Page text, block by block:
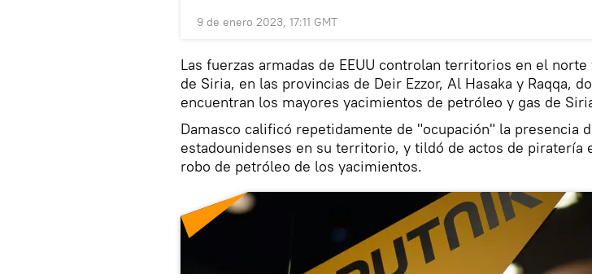
9 de enero 2023, 17:11 GMT
Las fuerzas armadas de EEUU controlan territorios en el
de Siria, en las provincias de Deir Ezzor, Al Hasaka y Raqqa,
encuentran los mayores yacimientos de petróleo y gas de
Damasco calificó repetidamente de "ocupación" la presencia
estadounidenses en su territorio, y tildó de actos de piratería
robo de petróleo de los yacimientos.